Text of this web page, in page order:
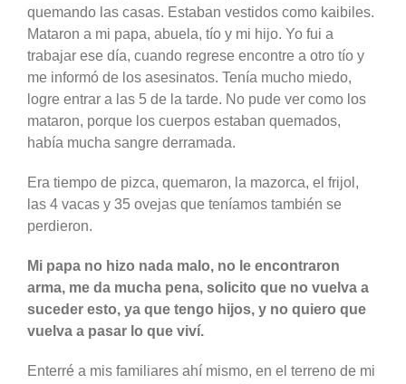
quemando las casas. Estaban vestidos como kaibiles.
Mataron a mi papa, abuela, tío y mi hijo. Yo fui a
trabajar ese día, cuando regrese encontre a otro tío y
me informó de los asesinatos. Tenía mucho miedo,
logre entrar a las 5 de la tarde. No pude ver como los
mataron, porque los cuerpos estaban quemados,
había mucha sangre derramada.
Era tiempo de pizca, quemaron, la mazorca, el frijol,
las 4 vacas y 35 ovejas que teníamos también se
perdieron.
Mi papa no hizo nada malo, no le encontraron
arma, me da mucha pena, solicito que no vuelva a
suceder esto, ya que tengo hijos, y no quiero que
vuelva a pasar lo que viví.
Enterré a mis familiares ahí mismo, en el terreno de mi